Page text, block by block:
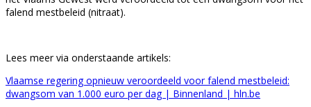
falend mestbeleid (nitraat).
Lees meer via onderstaande artikels:
Vlaamse regering opnieuw veroordeeld voor falend mestbeleid:
dwangsom van 1.000 euro per dag | Binnenland | hln.be